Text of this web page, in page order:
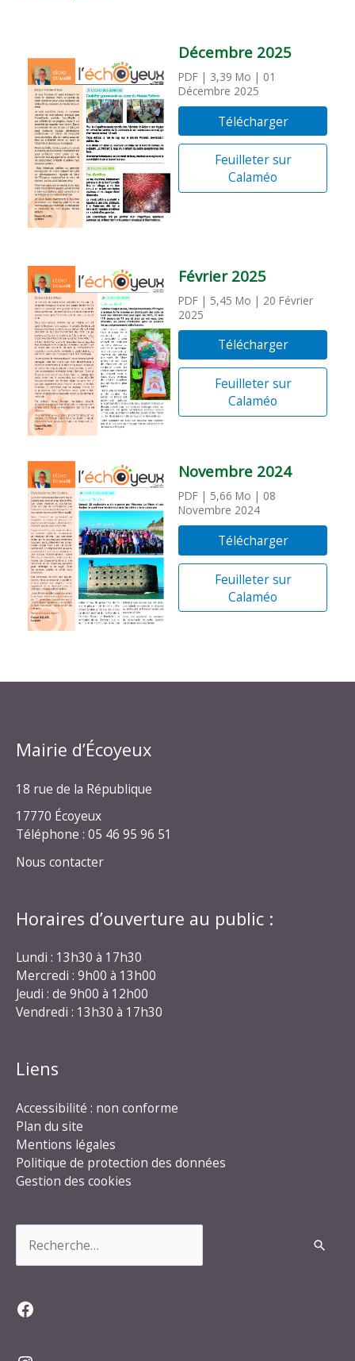
Décembre 2025
PDF | 3,39 Mo | 01
Décembre 2025
Télécharger
Feuilleter sur
Calaméo
Février 2025
PDF | 5,45 Mo | 20 Février
2025
Télécharger
Feuilleter sur
Calaméo
Novembre 2024
PDF | 5,66 Mo | 08
Novembre 2024
Télécharger
Feuilleter sur
Calaméo
Mairie d’Écoyeux
18 rue de la République
17770 Écoyeux
Téléphone : 05 46 95 96 51
Nous contacter
Horaires d’ouverture au public :
Lundi : 13h30 à 17h30
Mercredi : 9h00 à 13h00
Jeudi : de 9h00 à 12h00
Vendredi : 13h30 à 17h30
Liens
Accessibilité : non conforme
Plan du site
Mentions légales
Politique de protection des données
Gestion des cookies
Facebook